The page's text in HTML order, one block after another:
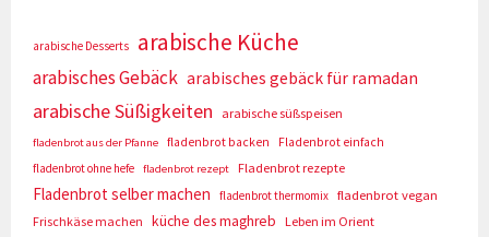
arabische Desserts arabische Küche
arabisches Gebäck arabisches gebäck für ramadan
arabische Süßigkeiten arabische süßspeisen
fladenbrot aus der Pfanne fladenbrot backen
Fladenbrot einfach
fladenbrot ohne hefe
fladenbrot rezept Fladenbrot rezepte
Fladenbrot selber machen fladenbrot thermomix fladenbrot vegan
Frischkäse machen
küche des maghreb
Leben im Orient